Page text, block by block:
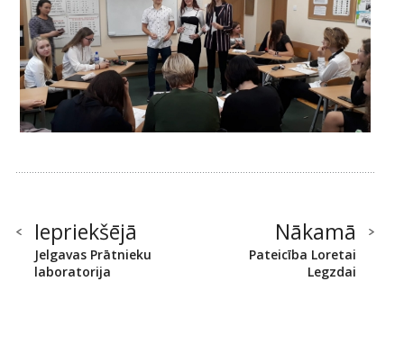
Iepriekšējā
Jelgavas Prātnieku
laboratorija
Nākamā
Pateicība Loretai
Legzdai